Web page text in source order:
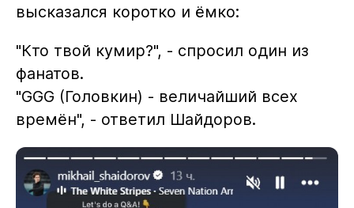
высказался коротко и ёмко:
"Кто твой кумир?", - спросил один из
фанатов.
"GGG (Головкин) - величайший всех
времён", - ответил Шайдоров.